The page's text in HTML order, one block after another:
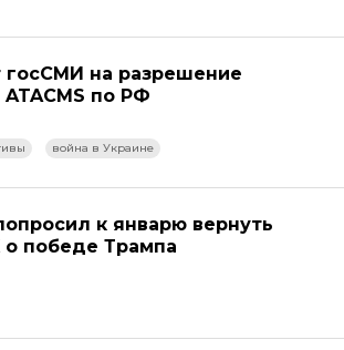
госСМИ на разрешение
по РФ
война в Украине
к январю вернуть
о победе Трампа